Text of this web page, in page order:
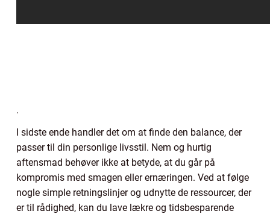
.
I sidste ende handler det om at finde den balance, der
passer til din personlige livsstil. Nem og hurtig
aftensmad behøver ikke at betyde, at du går på
kompromis med smagen eller ernæringen. Ved at følge
nogle simple retningslinjer og udnytte de ressourcer, der
er til rådighed, kan du lave lækre og tidsbesparende